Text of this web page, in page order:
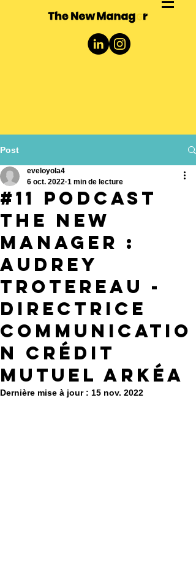
Post
#11 Podcast
the New
Manager :
Audrey
Trotereau -
Directrice
Communicatio
n Crédit
Mutuel Arkéa
eveloyola4
6 oct. 2022 1 min de lecture
Dernière mise à jour : 15 nov. 2022